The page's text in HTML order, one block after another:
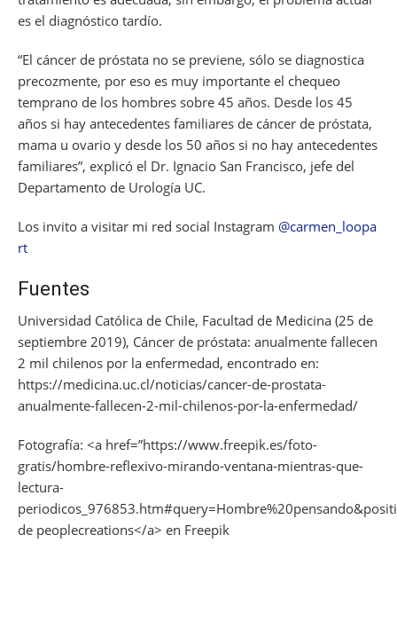
es el diagnóstico tardío.
“El cáncer de próstata no se previene, sólo se diagnostica
precozmente, por eso es muy importante el chequeo
temprano de los hombres sobre 45 años. Desde los 45
años si hay antecedentes familiares de cáncer de próstata,
mama u ovario y desde los 50 años si no hay antecedentes
familiares”, explicó el Dr. Ignacio San Francisco, jefe del
Departamento de Urología UC.
Los invito a visitar mi red social Instagram @carmen_loopa
rt
Fuentes
Universidad Católica de Chile, Facultad de Medicina (25 de
septiembre 2019), Cáncer de próstata: anualmente fallecen
2 mil chilenos por la enfermedad, encontrado en:
https://medicina.uc.cl/noticias/cancer-de-prostata-
anualmente-fallecen-2-mil-chilenos-por-la-enfermedad/
Fotografía: <a href=”https://www.freepik.es/foto-
gratis/hombre-reflexivo-mirando-ventana-mientras-que-
lectura-
de peoplecreations</a> en Freepik